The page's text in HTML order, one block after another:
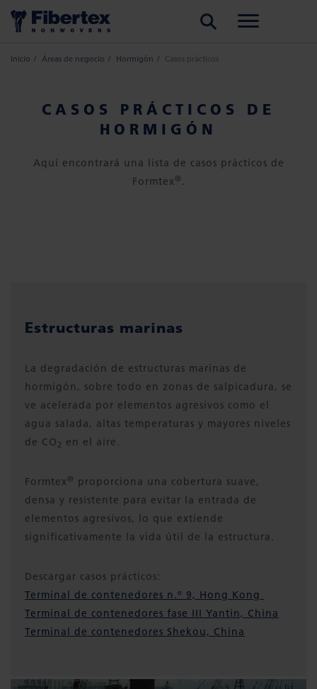
Inicio Áreas de negocio Hormigón Casos prácticos
CASOS PRÁCTICOS DE
HORMIGÓN
Aquí encontrará una lista de casos prácticos de
Formtex ® .
Estructuras marinas
La degradación de estructuras marinas de
hormigón, sobre todo en zonas de salpicadura, se
ve acelerada por elementos agresivos como el
agua salada, altas temperaturas y mayores niveles
de CO 2 en el aire.
Formtex ® proporciona una cobertura suave,
densa y resistente para evitar la entrada de
elementos agresivos, lo que extiende
significativamente la vida útil de la estructura.
Descargar casos prácticos:
Terminal de contenedores n.º 9, Hong Kong
Terminal de contenedores fase III Yantin, China
Terminal de contenedores Shekou, China